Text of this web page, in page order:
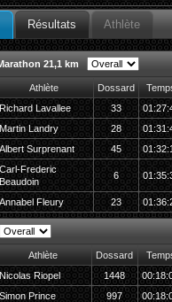
Résultats Athlète
21,1 km
Athlète Dossard
Richard Lavallee 33
Martin Landry 28
Albert Surprenant 45
Carl-Frederic
Beaudoin
6
Annabel Fleury 23
Athlète Dossard
Nicolas Riopel 1448
Simon Prince 997